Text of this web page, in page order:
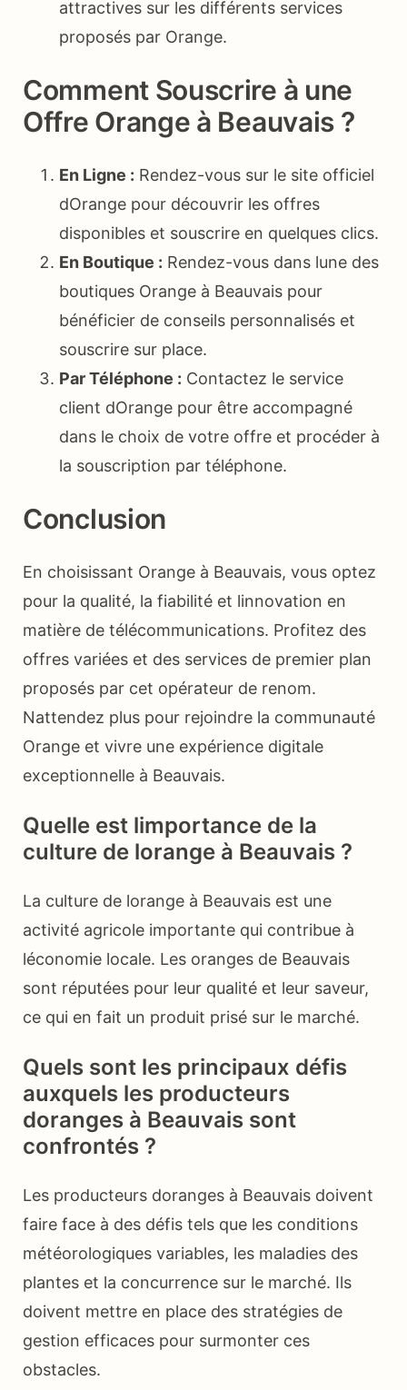
attractives sur les différents services
proposés par Orange.
Comment Souscrire à une
Offre Orange à Beauvais ?
En Ligne : Rendez-vous sur le site officiel
dOrange pour découvrir les offres
disponibles et souscrire en quelques clics.
En Boutique : Rendez-vous dans lune des
boutiques Orange à Beauvais pour
bénéficier de conseils personnalisés et
souscrire sur place.
Par Téléphone : Contactez le service
client dOrange pour être accompagné
dans le choix de votre offre et procéder à
la souscription par téléphone.
Conclusion
En choisissant Orange à Beauvais, vous optez
pour la qualité, la fiabilité et linnovation en
matière de télécommunications. Profitez des
offres variées et des services de premier plan
proposés par cet opérateur de renom.
Nattendez plus pour rejoindre la communauté
Orange et vivre une expérience digitale
exceptionnelle à Beauvais.
Quelle est limportance de la
culture de lorange à Beauvais ?
La culture de lorange à Beauvais est une
activité agricole importante qui contribue à
léconomie locale. Les oranges de Beauvais
sont réputées pour leur qualité et leur saveur,
ce qui en fait un produit prisé sur le marché.
Quels sont les principaux défis
auxquels les producteurs
doranges à Beauvais sont
confrontés ?
Les producteurs doranges à Beauvais doivent
faire face à des défis tels que les conditions
météorologiques variables, les maladies des
plantes et la concurrence sur le marché. Ils
doivent mettre en place des stratégies de
gestion efficaces pour surmonter ces
obstacles.